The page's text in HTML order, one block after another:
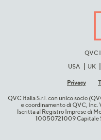
QVC
USA
UK
Privacy
QVC Italia S.r.l. con unico socio
e coordinamento di QVC, Inc.
Iscritta al Registro Imprese di
10050721009 Capitale